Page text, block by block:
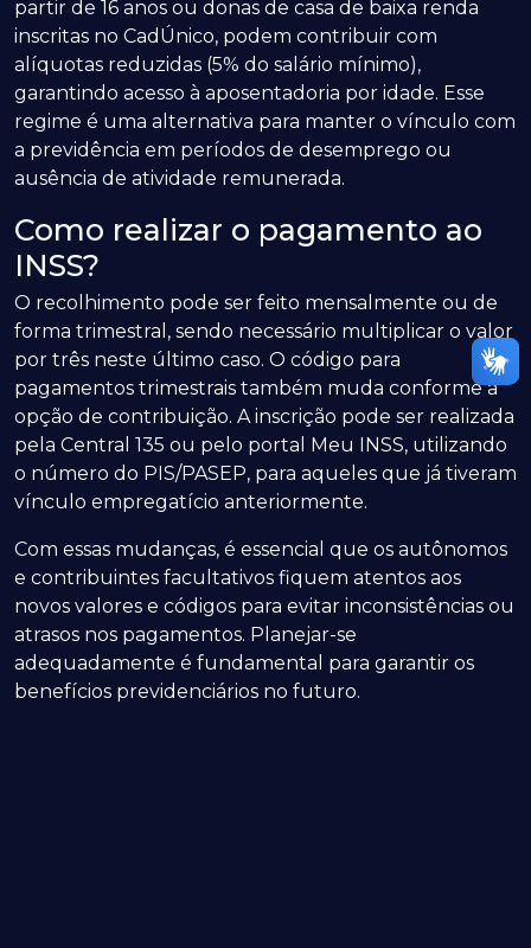
partir de 16 anos ou donas de casa de baixa renda
inscritas no CadÚnico, podem contribuir com
alíquotas reduzidas (5% do salário mínimo),
garantindo acesso à aposentadoria por idade. Esse
regime é uma alternativa para manter o vínculo com
a previdência em períodos de desemprego ou
ausência de atividade remunerada.
Como realizar o pagamento ao
INSS?
O recolhimento pode ser feito mensalmente ou de
forma trimestral, sendo necessário multiplicar o valor
por três neste último caso. O código para
pagamentos trimestrais também muda conforme a
opção de contribuição. A inscrição pode ser realizada
pela Central 135 ou pelo portal Meu INSS, utilizando
o número do PIS/PASEP, para aqueles que já tiveram
vínculo empregatício anteriormente.
Com essas mudanças, é essencial que os autônomos
e contribuintes facultativos fiquem atentos aos
novos valores e códigos para evitar inconsistências ou
atrasos nos pagamentos. Planejar-se
adequadamente é fundamental para garantir os
benefícios previdenciários no futuro.